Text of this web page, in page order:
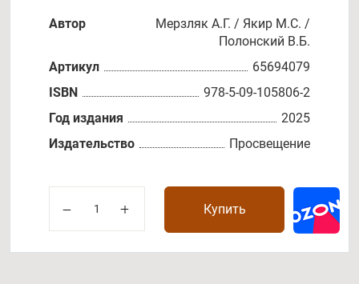
Автор
Мерзляк А.Г. / Якир М.С. /
Полонский В.Б.
Артикул
65694079
ISBN
978-5-09-105806-2
Год издания
2025
Издательство
Просвещение
Купить